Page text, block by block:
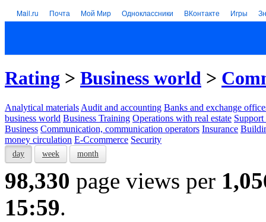
Mail.ru Почта Мой Мир Одноклассники ВКонтакте Игры
Rating > Business world >
Analytical materials Audit and accounting Banks and exchange
business world Business Training Operations with real estate Support
Business Communication, communication operators Insurance
money circulation E-Ccommerce Security
day week month
98,330 page views per
15:59.